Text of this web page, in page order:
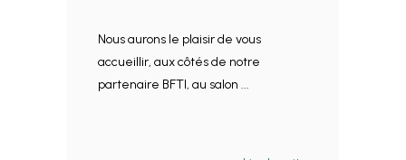
Nous aurons le plaisir de vous
accueillir, aux côtés de notre
partenaire BFTI, au salon ...